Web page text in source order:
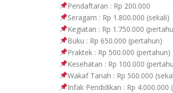
Pendaftaran : Rp 200.000
Seragam : Rp 1.800.000 (sekali)
Kegiatan : Rp 1.750.000
Buku : Rp 650.000 (pertahun)
Praktek : Rp 500.000 (pertahun)
Kesehatan : Rp 100.000
Wakaf Tanah : Rp 500.000
Infak Pendidikan : Rp 4.000.000